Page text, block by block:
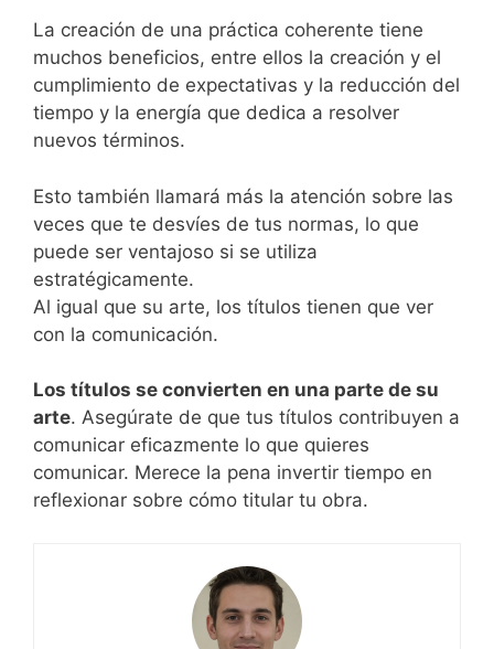
La creación de una práctica coherente tiene
muchos beneficios, entre ellos la creación y el
cumplimiento de expectativas y la reducción del
tiempo y la energía que dedica a resolver
nuevos términos.
Esto también llamará más la atención sobre las
veces que te desvíes de tus normas, lo que
puede ser ventajoso si se utiliza
estratégicamente.
Al igual que su arte, los títulos tienen que ver
con la comunicación.
Los títulos se convierten en una parte de su
arte. Asegúrate de que tus títulos contribuyen a
comunicar eficazmente lo que quieres
comunicar. Merece la pena invertir tiempo en
reflexionar sobre cómo titular tu obra.